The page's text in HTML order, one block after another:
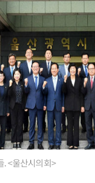
<울산시의회>